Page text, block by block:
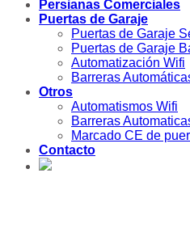
Persianas Comerciales
Puertas de Garaje
Puertas de Garaje
Puertas de Garaje
Automatización Wifi
Barreras
Otros
Automatismos Wifi
Barreras
Marcado CE de
Contacto